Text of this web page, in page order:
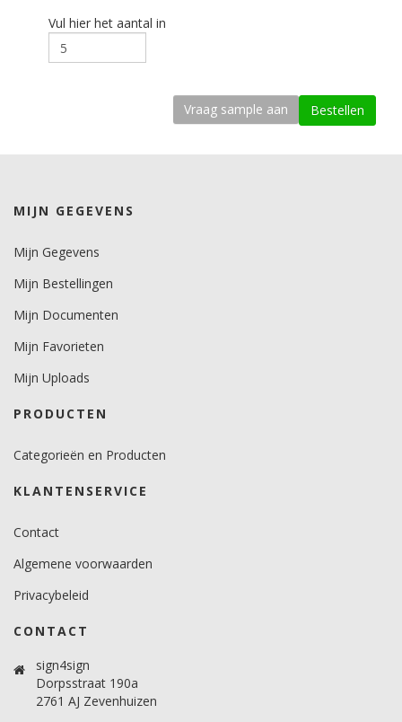
laag.
Thermovormbaar
250 mu.
Minimale aanbrengstemperatuur (°C)
minimaal 18 graden voor gebogen ondergronden.
Temperatuurbereik (°C)
15 -25 graden.
Brandveiligheidscertificaat
Vul hier het aantal in
MIJN GEGEVENS
Mijn Gegevens
Mijn Bestellingen
Mijn Documenten
Mijn Favorieten
Mijn Uploads
PRODUCTEN
Categorieën en Producten
KLANTENSERVICE
Contact
Algemene voorwaarden
Privacybeleid
CONTACT
sign4sign
Dorpsstraat 190a
2761 AJ Zevenhuizen